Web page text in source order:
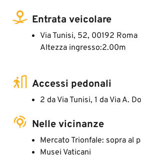
Entrata veicolare
Via Tunisi, 52, 00192 Roma
Altezza ingresso:2.00m
Accessi pedonali
2 da Via Tunisi, 1 da Via A.
Nelle vicinanze
Mercato Trionfale: sopra al
Musei Vaticani